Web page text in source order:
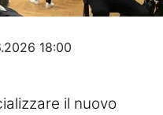
18:00
il nuovo